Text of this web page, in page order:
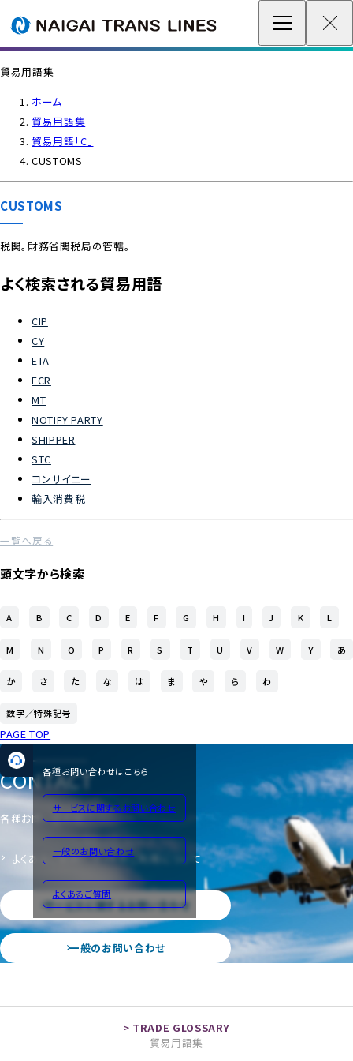
IR情報
物流トピックス
企業情報 / グローバルネットワーク
各種情報
貿易用語集
ホーム
貿易用語集
貿易用語「C」
CUSTOMS
CUSTOMS
税関。財務省関税局の管轄。
よく検索される貿易用語
CIP
CY
ETA
FCR
MT
NOTIFY PARTY
SHIPPER
STC
コンサイニー
輸入消費税
一覧へ戻る
頭文字から検索
A B C D E F G H I J K L
M N O P R S T U V W Y あ
か さ た な は ま や ら わ
数字／特殊記号
PAGE TOP
各種お問い合わせはこちら
サービスに関するお問い合わせ
一般のお問い合わせ
よくあるご質問
CONTACT
各種お問い合わせ
よくあるご質問 サイトのご利用について
サービスに関するお問い合わせ
一般のお問い合わせ
貿易用語集